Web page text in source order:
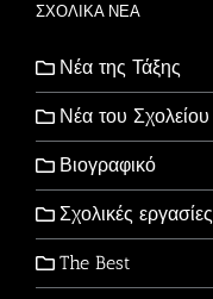
ΣΧΟΛΙΚΑ ΝΕΑ
Νέα της Τάξης
Νέα του Σχολείου
Βιογραφικό
Σχολικές εργασίες
The Best